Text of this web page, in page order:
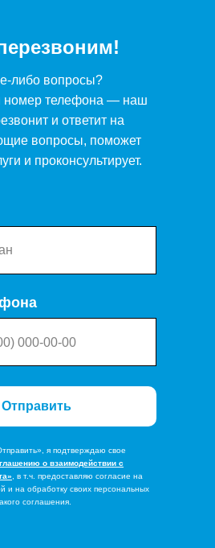
Отправить
либо вопросы?
номер телефона — наш
и ответит на
вопросы, поможет
и проконсультирует.
я подтверждаю свое
о взаимодействии с
, в т.ч. предоставляю согласие на
и на обработку своих персональных
соглашения.